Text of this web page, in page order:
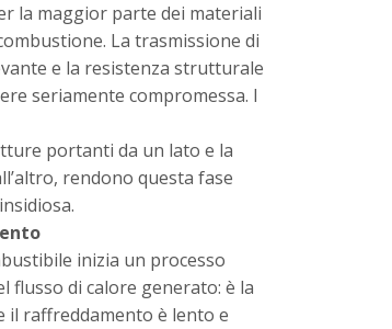
la maggior parte dei materiali
La trasmissione di
e la resistenza strutturale
seriamente compromessa. I
portanti da un lato e la
rendono questa fase
inizia un processo
flusso di calore generato: è la
il raffreddamento è lento e